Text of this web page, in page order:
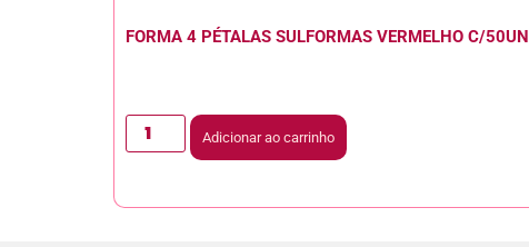
FORMA 4 PÉTALAS SULFORMAS VERMELHO C/50UN
Adicionar ao carrinho